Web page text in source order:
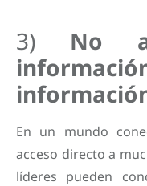
3) No
En un mundo
acceso directo a
líderes pueden